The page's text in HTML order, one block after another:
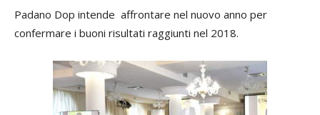
Padano Dop intende affrontare nel nuovo anno per
confermare i buoni risultati raggiunti nel 2018.